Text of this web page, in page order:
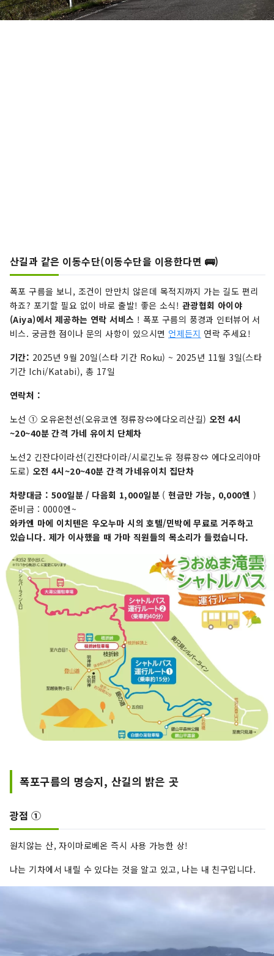
산길과 같은 이동수단(이동수단을 이용한다면 🚌)
폭포 구름을 보니, 조건이 만만치 않은데 목적지까지 가는 길도 편리
하죠? 포기할 필요 없이 바로 출발! 좋은 소식! 관광협회 아이야
(Aiya)에서 제공하는 연락 서비스 ! 폭포 구름의 풍경과 인터뷰어 서
비스. 궁금한 점이나 문의 사항이 있으시면 언제든지 연락 주세요!
기간: 2025년 9월 20일(스타 기간 Roku) ~ 2025년 11월 3일(스타
기간 Ichi/Katabi), 총 17일
연락처 :
노선 ① 오유온천선(오유코엔 정류장⇔에다오리산길) 오전 4시
~20~40분 간격 가네 유이치 단체차
노선2 긴잔다이라선(긴잔다이라/시로긴노유 정류장⇔ 에다오리야마
도로) 오전 4시~20~40분 간격 가네유이치 집단차
차량대금 : 500일분 / 다음회 1,000일분(현금만 가능, 0,000엔 )
준비금 : 0000엔~
와카엔 마에 이치텐은 우오누마 시의 호텔/민박에 무료로 거주하고
있습니다. 제가 이사했을 때 가마 직원들의 목소리가 들렸습니다.
폭포구름의 명승지, 산길의 밝은 곳
광점 ①
원치않는 산, 자이마로베온 즉시 사용 가능한 상!
나는 기차에서 내릴 수 있다는 것을 알고 있고, 나는 내 친구입니다.